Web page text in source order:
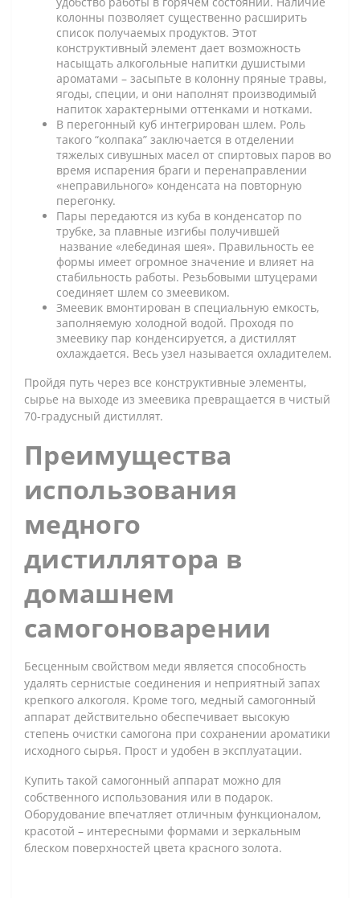
колонны позволяет существенно расширить
список получаемых продуктов. Этот
конструктивный элемент дает возможность
насыщать алкогольные напитки душистыми
ароматами – засыпьте в колонну пряные травы,
ягоды, специи, и они наполнят производимый
напиток характерными оттенками и нотками.
В перегонный куб интегрирован шлем. Роль
такого “колпака” заключается в отделении
тяжелых сивушных масел от спиртовых паров во
время испарения браги и перенаправлении
«неправильного» конденсата на повторную
перегонку.
Пары передаются из куба в конденсатор по
трубке, за плавные изгибы получившей
название «лебединая шея». Правильность ее
формы имеет огромное значение и влияет на
стабильность работы. Резьбовыми штуцерами
соединяет шлем со змеевиком.
Змеевик вмонтирован в специальную емкость,
заполняемую холодной водой. Проходя по
змеевику пар конденсируется, а дистиллят
охлаждается. Весь узел называется охладителем.
Пройдя путь через все конструктивные элементы,
сырье на выходе из змеевика превращается в чистый
70-градусный дистиллят.
Преимущества
использования
медного
дистиллятора в
домашнем
самогоноварении
Бесценным свойством меди является способность
удалять сернистые соединения и неприятный запах
крепкого алкоголя. Кроме того, медный самогонный
аппарат действительно обеспечивает высокую
степень очистки самогона при сохранении ароматики
исходного сырья. Прост и удобен в эксплуатации.
Купить такой самогонный аппарат можно для
собственного использования или в подарок.
Оборудование впечатляет отличным функционалом,
красотой – интересными формами и зеркальным
блеском поверхностей цвета красного золота.